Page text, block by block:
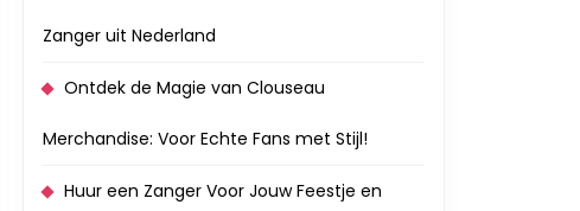
Zanger uit Nederland
Ontdek de Magie van Clouseau
Merchandise: Voor Echte Fans met Stijl!
Huur een Zanger Voor Jouw Feestje en